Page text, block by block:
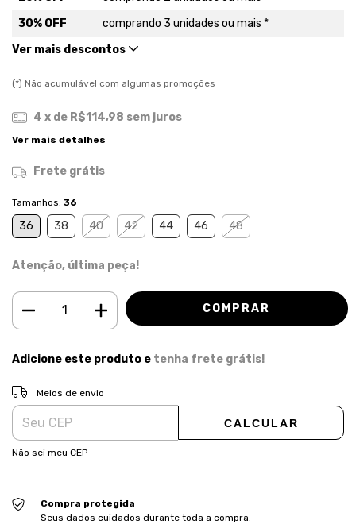
30% OFF
comprando 3 unidades ou mais *
Ver mais descontos
(*) Não acumulável com algumas promoções
4 x de R$114,98 sem juros
Ver mais detalhes
Frete grátis
Tamanhos: 36
36 38 40 42 44 46 48
Atenção, última peça!
Adicione este produto e tenha frete grátis!
Entregas para o CEP:
Meios de envio
CALCULAR
Não sei meu CEP
Compra protegida
Seus dados cuidados durante toda a compra.